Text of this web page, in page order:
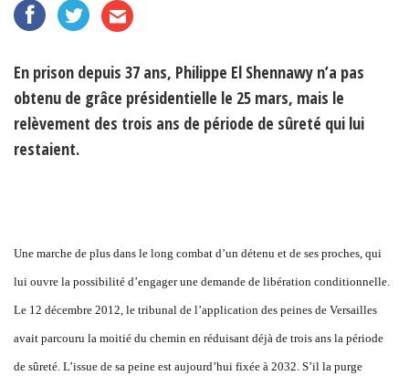
En prison depuis 37 ans, Philippe El Shennawy n’a pas
obtenu de grâce présidentielle le 25 mars, mais le
relèvement des trois ans de période de sûreté qui lui
restaient.
Une marche de plus dans le long combat d’un détenu et de ses proches, qui
lui ouvre la possibilité d’engager une demande de libération conditionnelle.
Le 12 décembre 2012, le tribunal de l’application des peines de Versailles
avait parcouru la moitié du chemin en réduisant déjà de trois ans la période
de sûreté. L’issue de sa peine est aujourd’hui fixée à 2032. S’il la purge